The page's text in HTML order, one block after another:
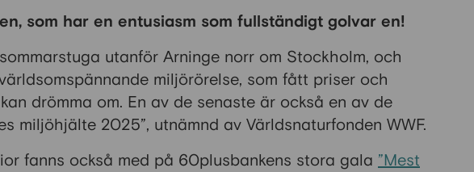
som har en entusiasm som fullständigt golvar en!
utanför Arninge norr om Stockholm, och
miljörörelse, som fått priser och
drömma om. En av de senaste är också en av de
miljöhjälte 2025”, utnämnd av Världsnaturfonden WWF.
fanns också med på 60plusbankens stora gala ”Mest